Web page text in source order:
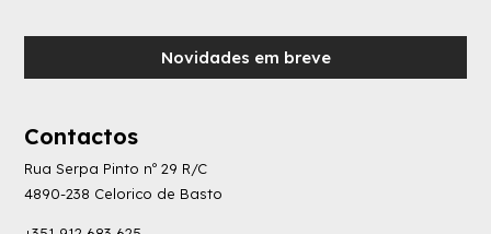
Novidades em breve
Contactos
Rua Serpa Pinto nº 29 R/C
4890-238 Celorico de Basto